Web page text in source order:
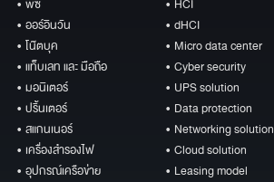
• พีซี
• ออร์อินวัน
• โน๊ตบุค
• แท็บเลท และ มือถือ
• มอนิเตอร์
• ปริ้นเตอร์
• สแกนเนอร์
• เครื่องสำรองไฟ
• อุปกรณ์เครือข่าย
• HCI
• dHCI
• Micro data center
• Cyber security
• UPS solution
• Data protection
• Networking solution
• Cloud solution
• Leasing model